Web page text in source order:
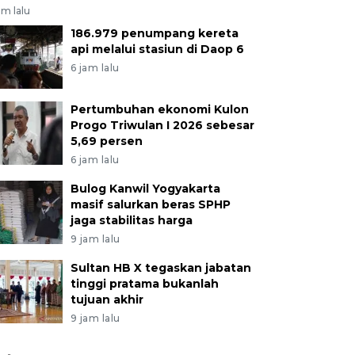
lalu
186.979 penumpang kereta
api melalui stasiun di Daop 6
6 jam lalu
Pertumbuhan ekonomi Kulon
Progo Triwulan I 2026 sebesar
5,69 persen
6 jam lalu
Bulog Kanwil Yogyakarta
masif salurkan beras SPHP
jaga stabilitas harga
9 jam lalu
Sultan HB X tegaskan jabatan
tinggi pratama bukanlah
tujuan akhir
9 jam lalu